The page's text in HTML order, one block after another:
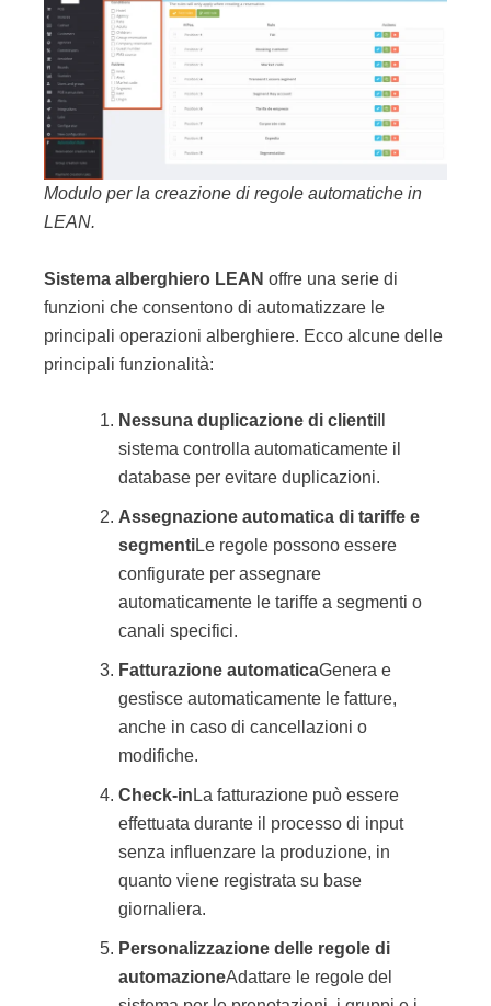
Modulo per la creazione di regole automatiche in
LEAN.
Sistema alberghiero LEAN offre una serie di
funzioni che consentono di automatizzare le
principali operazioni alberghiere. Ecco alcune delle
principali funzionalità:
Nessuna duplicazione di clienti
sistema controlla automaticamente il
database per evitare duplicazioni.
Assegnazione automatica di tariffe e
segmentiLe regole possono essere
configurate per assegnare
automaticamente le tariffe a segmenti o
canali specifici.
Fatturazione automaticaGenera e
gestisce automaticamente le fatture,
anche in caso di cancellazioni o
modifiche.
Check-inLa fatturazione può essere
effettuata durante il processo di input
senza influenzare la produzione, in
quanto viene registrata su base
giornaliera.
Personalizzazione delle regole di
automazioneAdattare le regole del